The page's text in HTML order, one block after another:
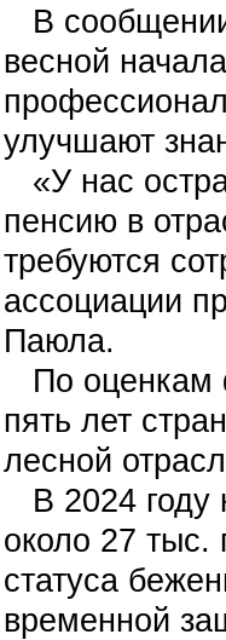
В сообщении
весной
улучшают
«У нас
пенсию в
требуются
ассоциации
Паюла.
По оценкам
пять лет
лесной
В 2024 году
около 27
статуса
временной